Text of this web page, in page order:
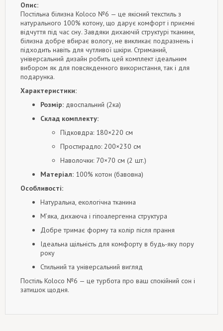
Опис:
Постільна білизна Koloco №6 — це якісний текстиль з
натурального 100% котону, що дарує комфорт і приємні
відчуття під час сну. Завдяки дихаючій структурі тканини,
білизна добре вбирає вологу, не викликає подразнень і
підходить навіть для чутливої шкіри. Стриманий,
універсальний дизайн робить цей комплект ідеальним
вибором як для повсякденного використання, так і для
подарунка.
Характеристики:
Розмір: двоспальний (2ка)
Склад комплекту:
Підковдра: 180×220 см
Простирадло: 200×230 см
Наволочки: 70×70 см (2 шт.)
Матеріал: 100% котон (бавовна)
Особливості:
Натуральна, екологічна тканина
М’яка, дихаюча і гіпоалергенна структура
Добре тримає форму та колір після прання
Ідеальна щільність для комфорту в будь-яку пору
року
Стильний та універсальний вигляд
Постіль Koloco №6 — це турбота про ваш спокійний сон і
затишок щодня.